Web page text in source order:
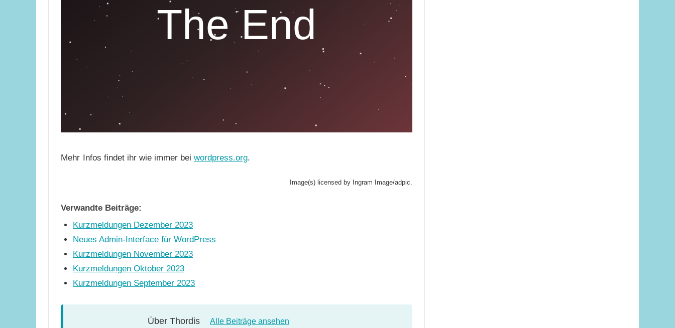
The End
Mehr Infos findet ihr wie immer bei wordpress.org.
Image(s) licensed by Ingram Image/adpic.
Verwandte Beiträge:
Kurzmeldungen Dezember 2023
Neues Admin-Interface für WordPress
Kurzmeldungen November 2023
Kurzmeldungen Oktober 2023
Kurzmeldungen September 2023
Über Thordis Alle Beiträge ansehen